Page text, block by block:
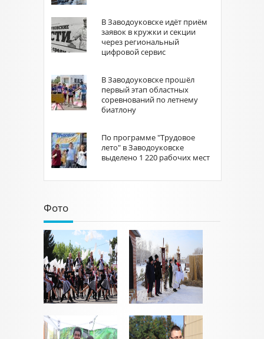
В Заводоуковске идёт приём
заявок в кружки и секции
через региональный
цифровой сервис
В Заводоуковске прошёл
первый этап областных
соревнований по летнему
биатлону
По программе "Трудовое
лето" в Заводоуковске
выделено 1 220 рабочих мест
Фото